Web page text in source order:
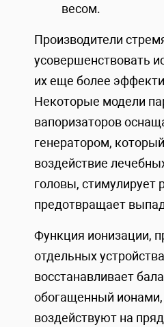
весом.
Производители
усовершенствовать
их еще более
Некоторые модели
вапоризаторов
генератором,
воздействие
головы, стимулирует
предотвращает
Функция ионизации,
отдельных
восстанавливает
обогащенный ионами,
воздействуют на